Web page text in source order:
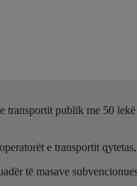
publik me 50
e transportit
të masave